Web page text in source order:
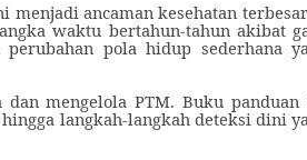
ancaman kesehatan
waktu bertahun-tahun akibat
pola hidup sederhana
dan mengelola PTM.Buku
langkah-langkah deteksi dini